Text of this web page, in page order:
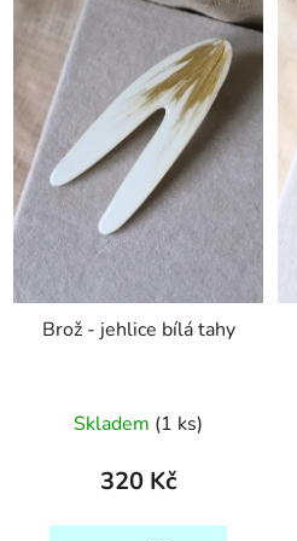
Brož - jehlice bílá tahy
Skladem (1 ks)
320 Kč